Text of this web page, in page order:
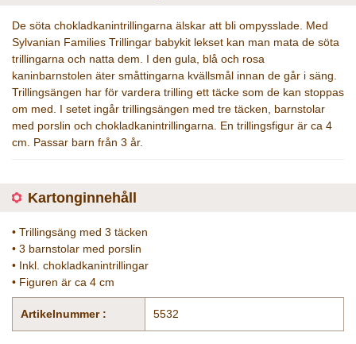
De söta chokladkanintrillingarna älskar att bli ompysslade. Med
Sylvanian Families Trillingar babykit lekset kan man mata de söta
trillingarna och natta dem. I den gula, blå och rosa
kaninbarnstolen äter småttingarna kvällsmål innan de går i säng.
Trillingsängen har för vardera trilling ett täcke som de kan stoppas
om med. I setet ingår trillingsängen med tre täcken, barnstolar
med porslin och chokladkanintrillingarna. En trillingsfigur är ca 4
cm. Passar barn från 3 år.
Kartonginnehåll
• Trillingsäng med 3 täcken
• 3 barnstolar med porslin
• Inkl. chokladkanintrillingar
• Figuren är ca 4 cm
Artikelnummer : 5532